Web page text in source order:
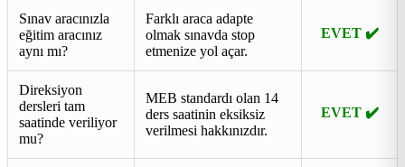
Sınav aracınızla
eğitim aracınız
aynı mı?
Farklı araca adapte
olmak sınavda stop
etmenize yol açar.
EVET ✔️
Direksiyon
dersleri tam
saatinde veriliyor
mu?
MEB standardı olan 14
ders saatinin eksiksiz
verilmesi hakkınızdır.
EVET ✔️